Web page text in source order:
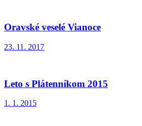
Oravské veselé Vianoce
23. 11. 2017
Leto s Plátenníkom 2015
1. 1. 2015